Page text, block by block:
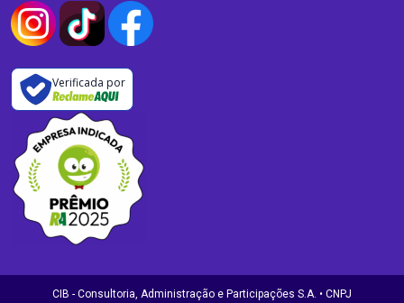
Verificada por
CIB - Consultoria, Administração e Participações S.A. • CNPJ